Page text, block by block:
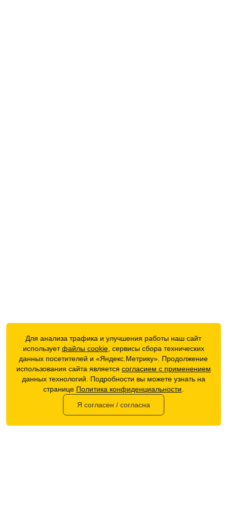
Для анализа трафика и улучшения работы наш сайт
используетфайлы cookie , сервисы сбора технических
данных посетителей и «Яндекс.Метрику». Продолжение
использования сайта является согласием с применением
данных технологий. Подробности вы можете узнать на
странице Политика конфиденциальности
Я согласен / согласна